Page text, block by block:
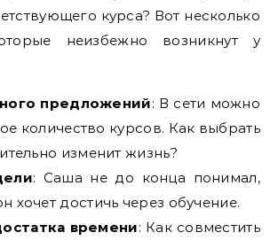
курса? Вот несколько
неизбежно возникнут у
предложений: В сети можно
количество курсов. Как выбрать
изменит жизнь?
: Саша не до конца понимал,
хочет достичь через обучение.
времени: Как совместить